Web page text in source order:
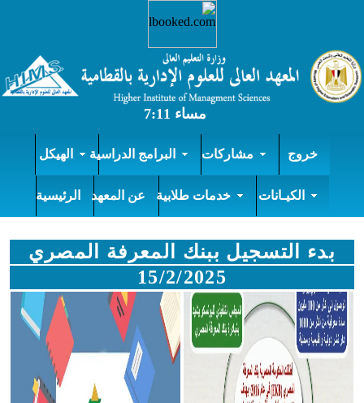
خروج مشاركات البرامج الدراسية الهيكل
الكيـانات خدمات طلابية عن المعهد الرئيسية
بدء التسجيل ببنك المعرفة المصري
15/2/2025